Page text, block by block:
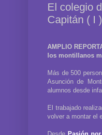
El colegio
Capitán ( I )
AMPLIO
los montillanos
Más de 500
Asunción de
alumnos desde
El trabajado
volver a montar el